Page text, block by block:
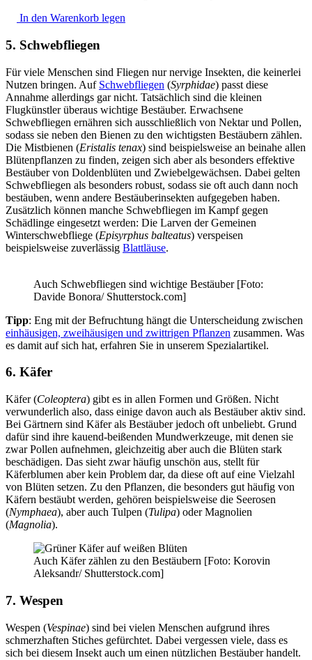
In den Warenkorb legen
5. Schwebfliegen
Für viele Menschen sind Fliegen nur nervige Insekten, die keinerlei
Nutzen bringen. Auf Schwebfliegen (Syrphidae) passt diese
Annahme allerdings gar nicht. Tatsächlich sind die kleinen
Flugkünstler überaus wichtige Bestäuber. Erwachsene
Schwebfliegen ernähren sich ausschließlich von Nektar und Pollen,
sodass sie neben den Bienen zu den wichtigsten Bestäubern zählen.
Die Mistbienen (Eristalis tenax) sind beispielsweise an beinahe allen
Blütenpflanzen zu finden, zeigen sich aber als besonders effektive
Bestäuber von Doldenblüten und Zwiebelgewächsen. Dabei gelten
Schwebfliegen als besonders robust, sodass sie oft auch dann noch
bestäuben, wenn andere Bestäuberinsekten aufgegeben haben.
Zusätzlich können manche Schwebfliegen im Kampf gegen
Schädlinge eingesetzt werden: Die Larven der Gemeinen
Winterschwebfliege (Episyrphus balteatus) verspeisen
beispielsweise zuverlässig Blattläuse.
Auch Schwebfliegen sind wichtige Bestäuber [Foto:
Davide Bonora/ Shutterstock.com]
Tipp: Eng mit der Befruchtung hängt die Unterscheidung zwischen
einhäusigen, zweihäusigen und zwittrigen Pflanzen zusammen. Was
es damit auf sich hat, erfahren Sie in unserem Spezialartikel.
6. Käfer
Käfer (Coleoptera) gibt es in allen Formen und Größen. Nicht
verwunderlich also, dass einige davon auch als Bestäuber aktiv sind.
Bei Gärtnern sind Käfer als Bestäuber jedoch oft unbeliebt. Grund
dafür sind ihre kauend-beißenden Mundwerkzeuge, mit denen sie
zwar Pollen aufnehmen, gleichzeitig aber auch die Blüten stark
beschädigen. Das sieht zwar häufig unschön aus, stellt für
Käferblumen aber kein Problem dar, da diese oft auf eine Vielzahl
von Blüten setzen. Zu den Pflanzen, die besonders gut häufig von
Käfern bestäubt werden, gehören beispielsweise die Seerosen
(Nymphaea), aber auch Tulpen (Tulipa) oder Magnolien
(Magnolia).
Auch Käfer zählen zu den Bestäubern [Foto: Korovin
Aleksandr/ Shutterstock.com]
7. Wespen
Wespen (Vespinae) sind bei vielen Menschen aufgrund ihres
schmerzhaften Stiches gefürchtet. Dabei vergessen viele, dass es
sich bei diesem Insekt auch um einen nützlichen Bestäuber handelt.